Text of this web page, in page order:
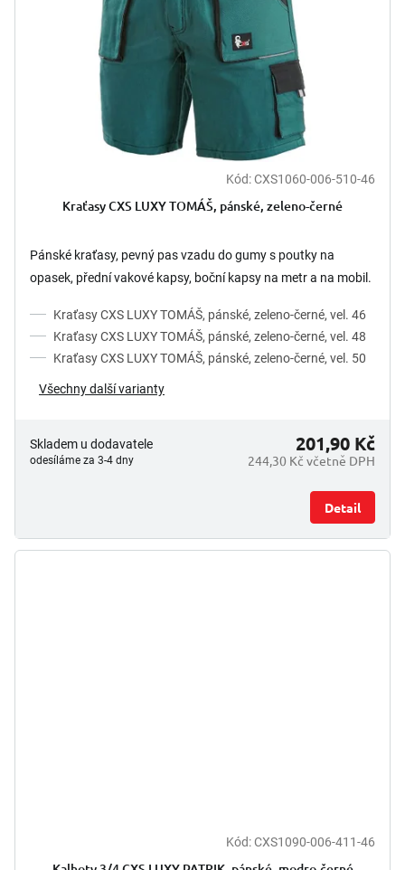
Kód:CXS1060-006-510-46
Kraťasy CXS LUXY TOMÁŠ, pánské, zeleno-černé
Pánské kraťasy, pevný pas vzadu do gumy s poutky na
opasek, přední vakové kapsy, boční kapsy na metr a na mobil.
Kraťasy CXS LUXY TOMÁŠ, pánské, zeleno-černé, vel. 46
Kraťasy CXS LUXY TOMÁŠ, pánské, zeleno-černé, vel. 48
Kraťasy CXS LUXY TOMÁŠ, pánské, zeleno-černé, vel. 50
Všechny další varianty
Skladem u dodavatele
odesíláme za 3-4 dny 244,30 Kč včetně DPH
201,90 Kč
Detail
Kód:CXS1090-006-411-46